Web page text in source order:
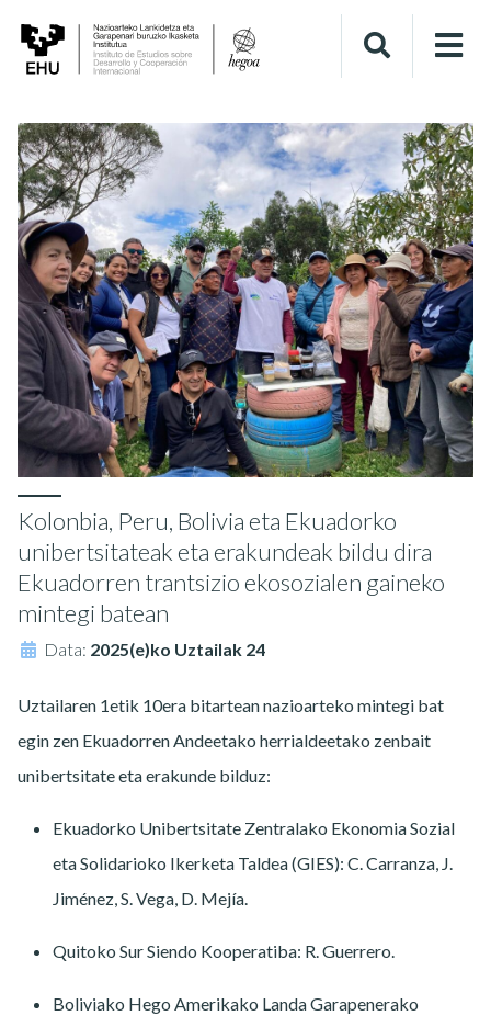
Kolonbia, Peru, Bolivia eta Ekuadorko
unibertsitateak eta erakundeak bildu dira
Ekuadorren trantsizio ekosozialen gaineko
mintegi batean
Data: 2025(e)ko Uztailak 24
Uztailaren 1etik 10era bitartean nazioarteko mintegi bat
egin zen Ekuadorren Andeetako herrialdeetako zenbait
unibertsitate eta erakunde bilduz:
Ekuadorko Unibertsitate Zentralako Ekonomia Sozial
eta Solidarioko Ikerketa Taldea (GIES): C. Carranza, J.
Jiménez, S. Vega, D. Mejía.
Quitoko Sur Siendo Kooperatiba: R. Guerrero.
Boliviako Hego Amerikako Landa Garapenerako